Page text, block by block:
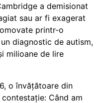
a demisionat
sau ar fi exagerat
printr-o
diagnostic de autism,
milioane de lire
o învățătoare din
Când am